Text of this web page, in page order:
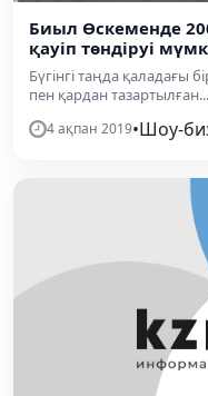
Биыл Өскеменде
қауіп төндіруі
Бүгінгі таңда қаладағы
пен қардан
4 ақпан 2019•Шоу-